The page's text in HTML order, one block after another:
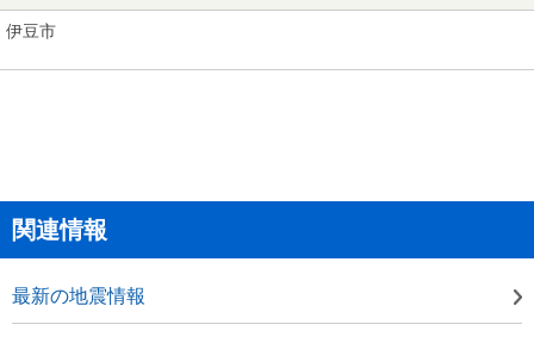
伊豆市
関連情報
最新の地震情報